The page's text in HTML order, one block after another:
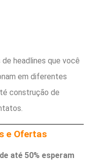
headlines que você
em diferentes
construção de
e Ofertas
até 50% esperam